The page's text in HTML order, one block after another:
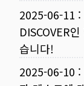
2025-06-11 :
DISCOVER
습니다!
2025-06-10 :